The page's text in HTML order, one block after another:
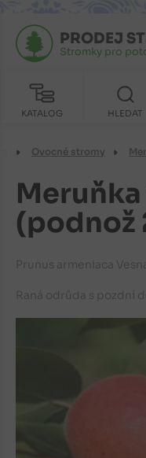
KATALOG
PRODEJ
Stromky pro
HLEDAT
Ovocné stromy
Meruňka
(podnož
Prunus armeniaca
Raná odrůda s pozdní